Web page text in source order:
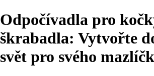
Odpočívadla pro
škrabadla: Vytvořte
svět pro svého